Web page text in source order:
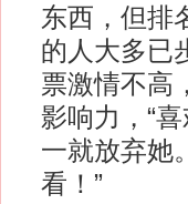
东西，但排
的人大多已
票激情不高
影响力，“
一就放弃她
看！”